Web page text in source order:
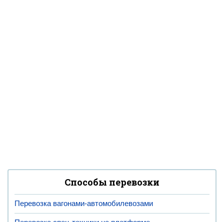
Способы перевозки
Перевозка вагонами-автомобилевозами